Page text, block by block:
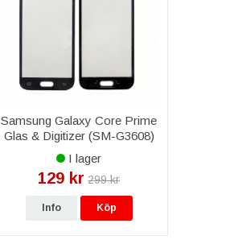
Samsung Galaxy Core Prime
Glas & Digitizer (SM-G3608)
- Svart
I lager
129 kr 299 kr
Info Köp